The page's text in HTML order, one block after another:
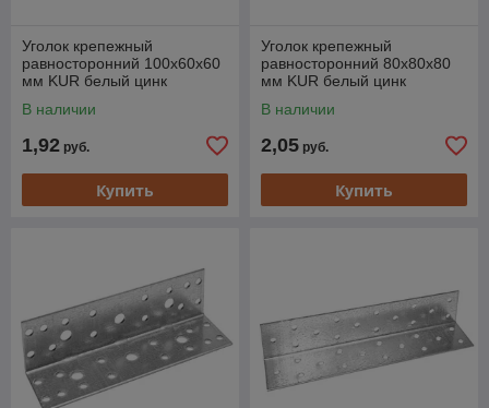
Уголок крепежный
равносторонний 100х60х60
мм KUR белый цинк
В наличии
1,92 руб.
Купить
Уголок крепежный
равносторонний 80х80х80
мм KUR белый цинк
В наличии
2,05 руб.
Купить